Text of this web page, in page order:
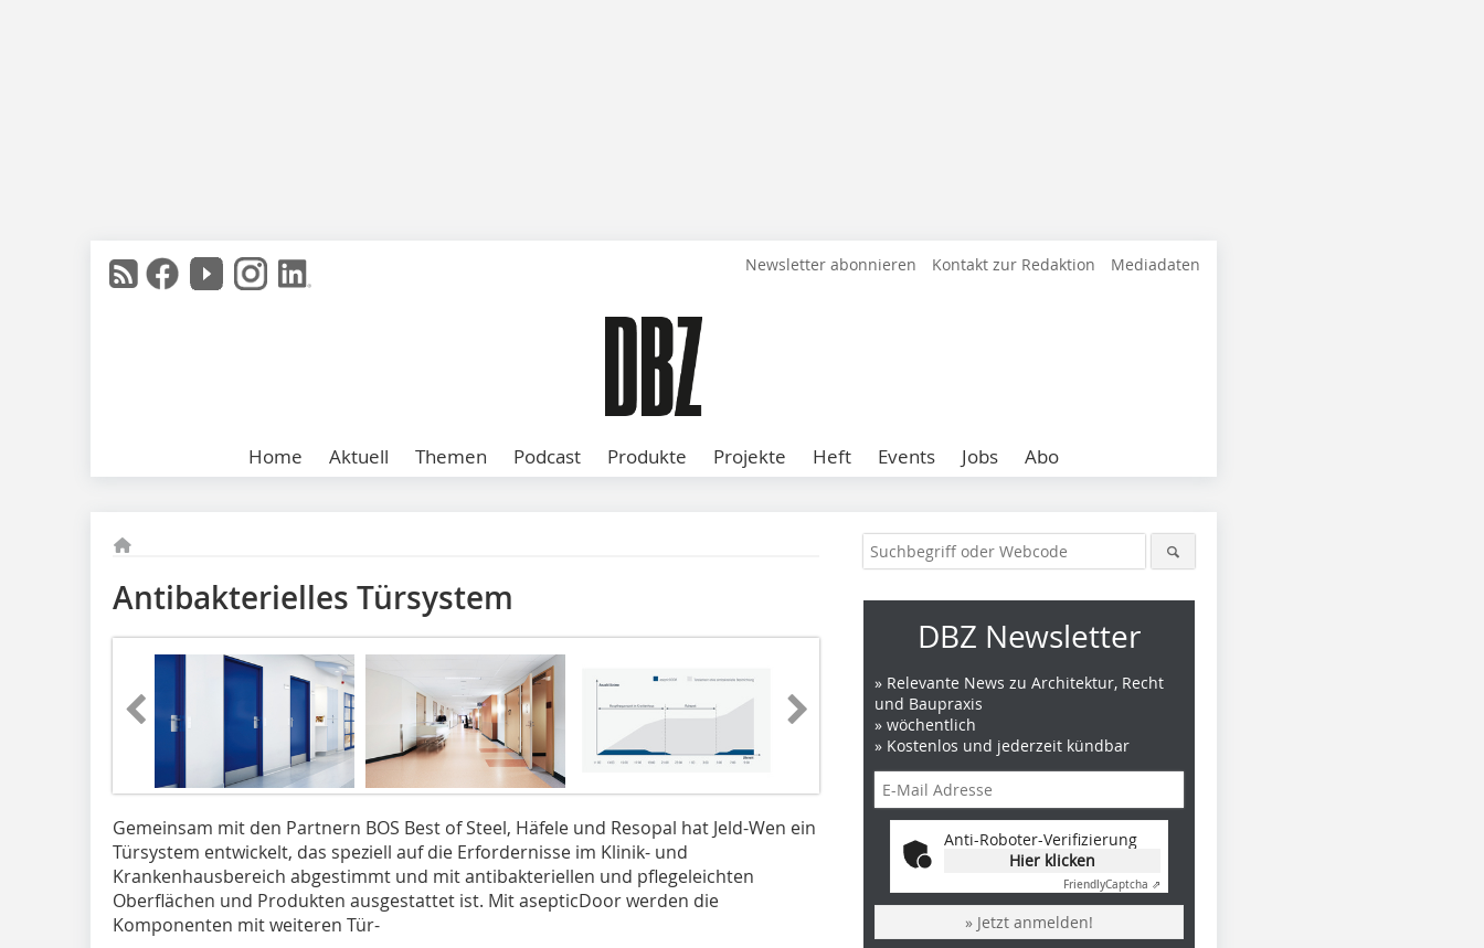
Newsletter abonnieren Kontakt zur Redaktion Mediadaten
Home Aktuell Themen Podcast Produkte Projekte Heft Events Jobs Abo
Antibakterielles Türsystem
Gemeinsam mit den Partnern BOS Best of Steel, Häfele und Resopal hat Jeld-Wen ein
Türsystem entwickelt, das speziell auf die Erfordernisse im Klinik- und
Krankenhausbereich abgestimmt und mit antibakteriellen und pflegeleichten
Oberflächen und Produkten ausgestattet ist. Mit asepticDoor werden die
Komponenten mit weiteren Tür-
DBZ Newsletter
» Relevante News zu Architektur, Recht
und Baupraxis
» wöchentlich
» Kostenlos und jederzeit kündbar
Anti-Roboter-Verifizierung
Hier klicken
FriendlyCaptcha ⇗
» Jetzt anmelden!